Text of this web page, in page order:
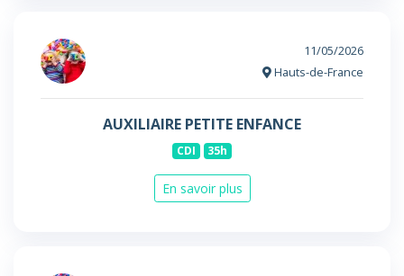
11/05/2026
Hauts-de-France
AUXILIAIRE PETITE ENFANCE
CDI 35h
En savoir plus